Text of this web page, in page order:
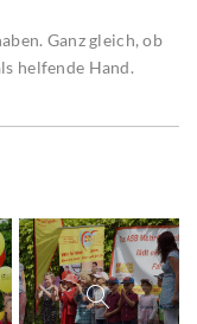
Ganz gleich, ob
helfende Hand.